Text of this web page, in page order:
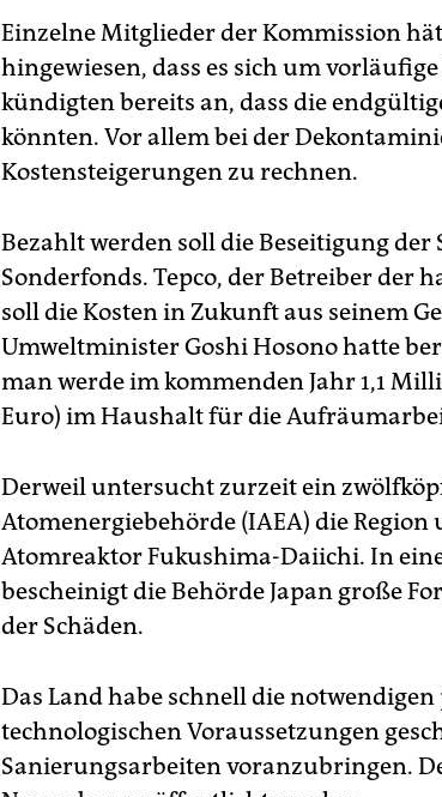
Einzelne Mitglieder der Kommission
hingewiesen, dass es sich um
kündigten bereits an, dass die
könnten. Vor allem bei der
Kostensteigerungen zu rechnen.
Bezahlt werden soll die Beseitigung der
Sonderfonds. Tepco, der Betreiber der
soll die Kosten in Zukunft aus seinem
Umweltminister Goshi Hosono hatte
man werde im kommenden Jahr 1,1
Euro) im Haushalt für die
Derweil untersucht zurzeit ein
Atomenergiebehörde (IAEA) die
Atomreaktor Fukushima-Daiichi. In
bescheinigt die Behörde Japan große
der Schäden.
Das Land habe schnell die
technologischen Voraussetzungen
Sanierungsarbeiten voranzubringen.